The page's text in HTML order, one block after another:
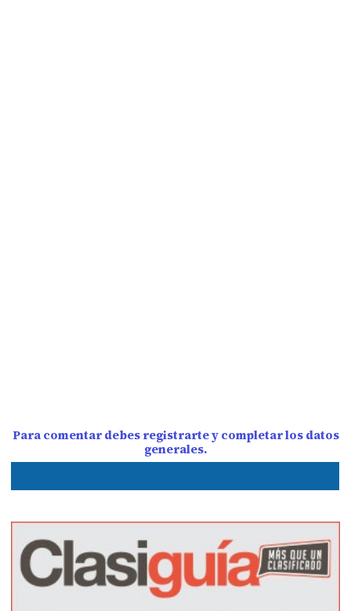
Para comentar debes registrarte y completar los datos
generales.